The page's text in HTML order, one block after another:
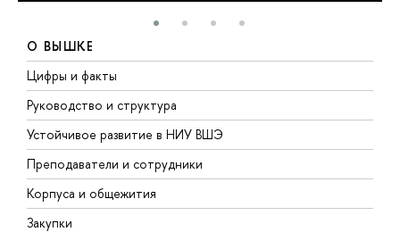
О ВЫШКЕ
Цифры и факты
Руководство и структура
Устойчивое развитие в НИУ ВШЭ
Преподаватели и сотрудники
Корпуса и общежития
Закупки